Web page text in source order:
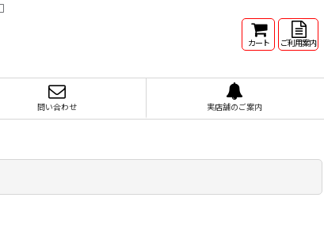
カート ご利用案内
問い合わせ 実店舗のご案内